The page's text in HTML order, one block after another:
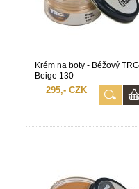
Krém na boty - Béžový TRG
Beige 130
295,- CZK